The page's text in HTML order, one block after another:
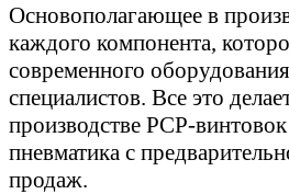
Основополагающее в
каждого компонента,
современного
специалистов. Все это
производстве PCP-
пневматика с
продаж.